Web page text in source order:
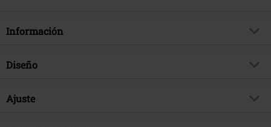
Información
Artículo no.
Brand
Diseño
Tipo de producto
Ajuste